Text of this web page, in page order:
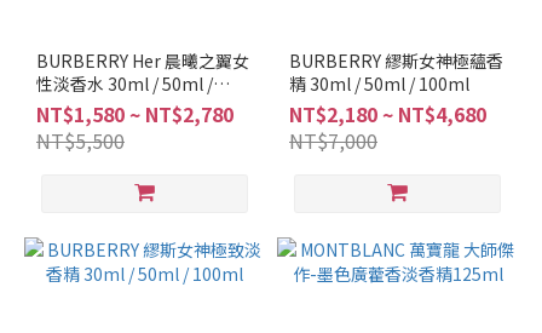
BURBERRY Her 晨曦之翼女
性淡香水 30ml / 50ml /
100ml
NT$1,580 ~ NT$2,780
NT$5,500
BURBERRY 繆斯女神極蘊香
精 30ml / 50ml / 100ml
NT$2,180 ~ NT$4,680
NT$7,000